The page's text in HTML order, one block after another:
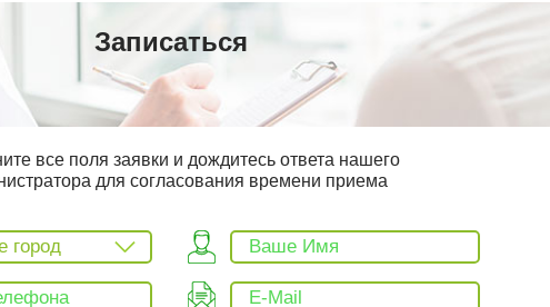
Записаться
все поля заявки и дождитесь ответа нашего
для согласования времени приема
город